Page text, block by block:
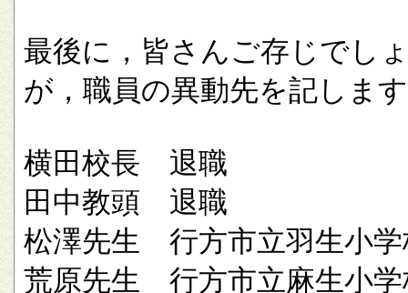
最後に，皆さんご存じでし
が，職員の異動先を記しま
横田校長 退職
田中教頭 退職
松澤先生 行方市立羽生小学
荒原先生 行方市立麻生小学